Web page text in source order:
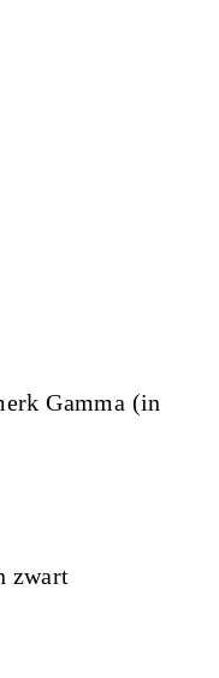
Gamma (in
zwart